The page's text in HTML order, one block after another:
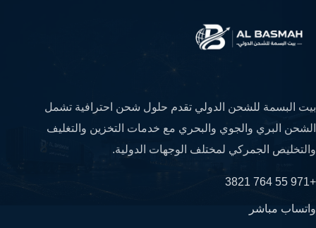
بيت البسمة للشحن الدولي تقدم حلول شحن احترافية تشمل
الشحن البري والجوي والبحري مع خدمات التخزين والتغليف
والتخليص الجمركي لمختلف الوجهات الدولية.
+971 55 764 3821
واتساب مباشر